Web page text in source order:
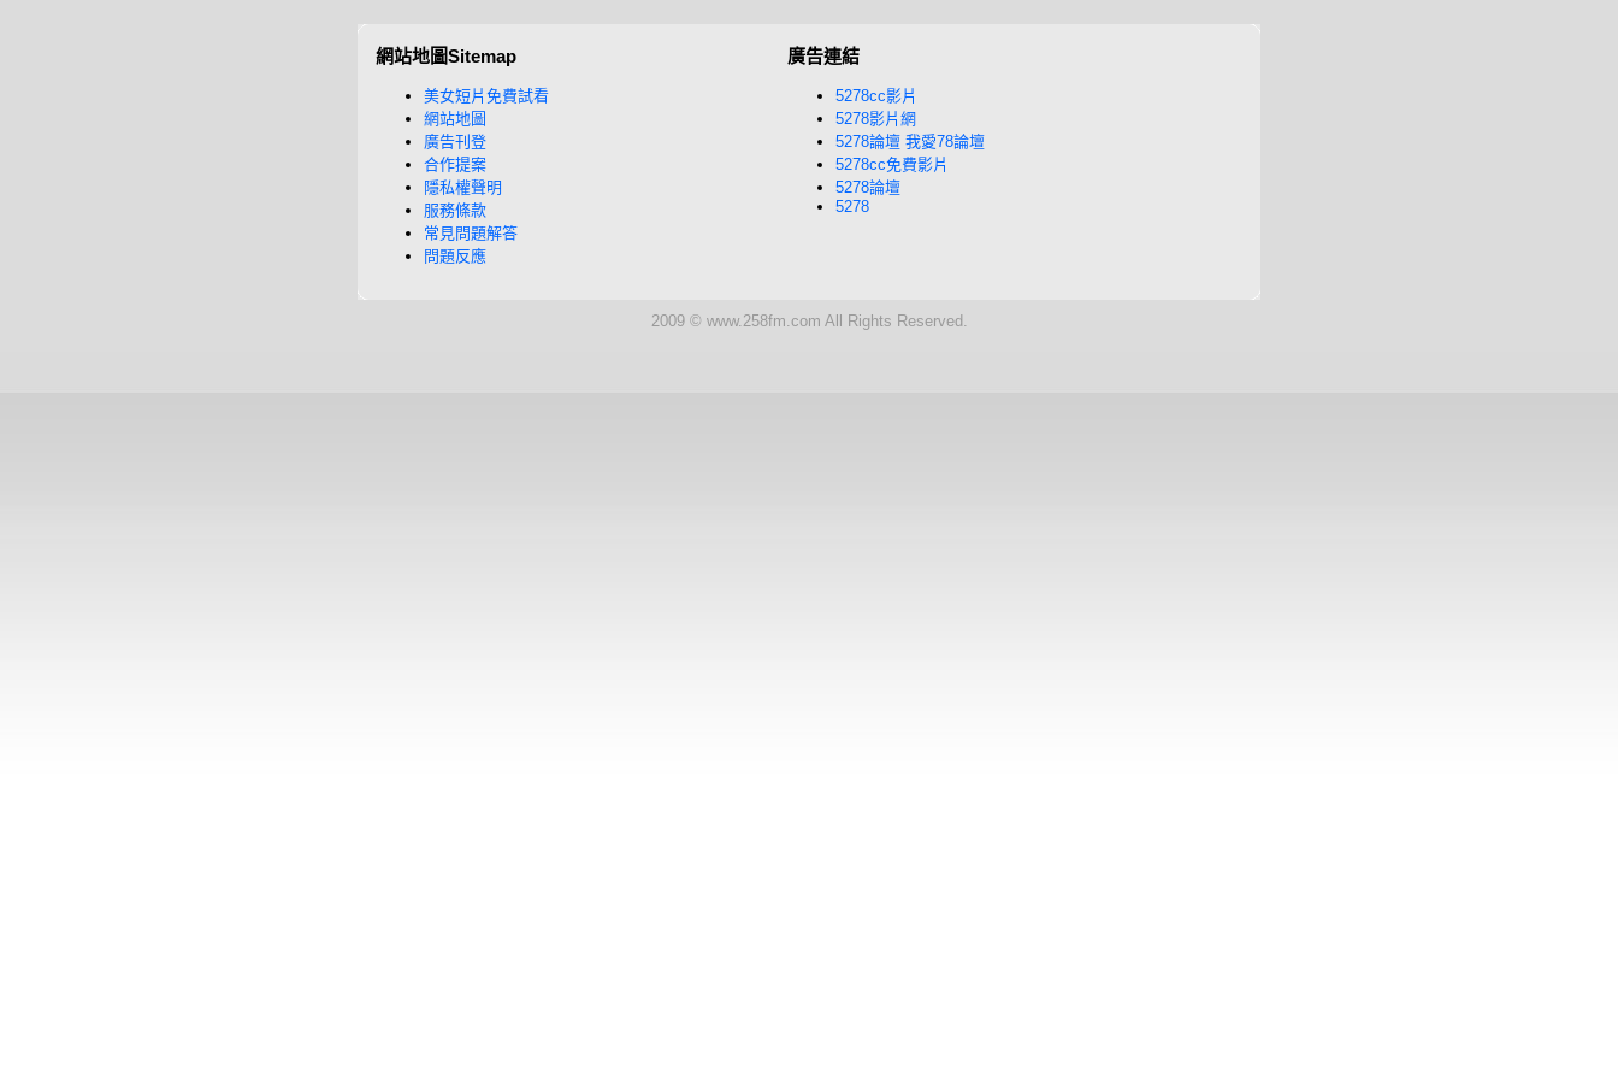
網站地圖Sitemap
美女短片免費試看
網站地圖
廣告刊登
合作提案
隱私權聲明
服務條款
常見問題解答
問題反應
廣告連結
5278cc影片
5278影片網
5278論壇 我愛78論壇
5278cc免費影片
5278論壇
5278
2009 © www.258fm.com All Rights Reserved.